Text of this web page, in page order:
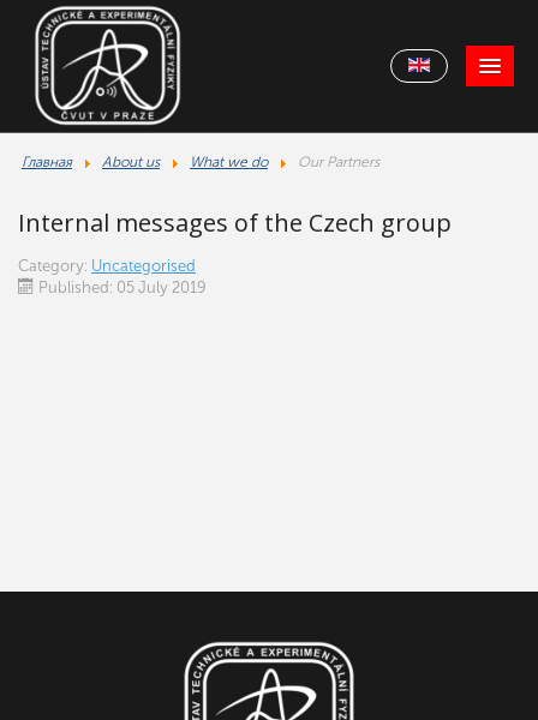
Главная About us What we do Our Partners
Internal messages of the Czech group
Category: Uncategorised
Published: 05 July 2019